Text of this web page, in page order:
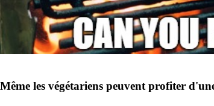
Même les végétariens peuvent profiter